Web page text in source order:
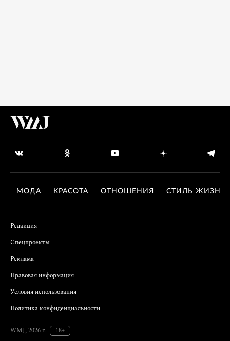
МОДА КРАСОТА ОТНОШЕНИЯ СТИЛЬ ЖИЗНИ
Редакция
Спецпроекты
Реклама
Правовая информация
Условия использования
Политика конфиденциальности
WMJ, 2026 г.
18+